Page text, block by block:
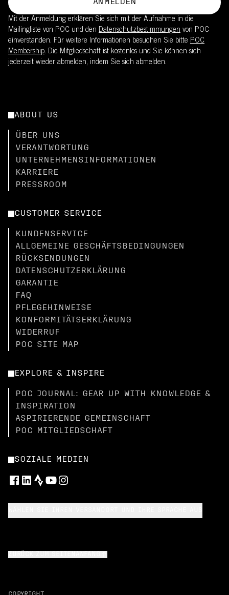
ANMELDEN
Mit der Anmeldung erklären Sie sich mit der Aufnahme in die
Mailingliste von POC und den Datenschutzbestimmungen von POC
einverstanden. Für weitere Informationen besuchen Sie bitte POC
Membership. Die Mitgliedschaft ist kostenlos und Sie können sich
jederzeit wieder abmelden, indem Sie sich abmelden.
ABOUT US
ÜBER UNS
VERANTWORTUNG
UNTERNEHMENSINFORMATIONEN
KARRIERE
PRESSROOM
CUSTOMER SERVICE
KUNDENSERVICE
ALLGEMEINE GESCHÄFTSBEDINGUNGEN
RÜCKSENDUNGEN
DATENSCHUTZERKLÄRUNG
GARANTIE
FAQ
PFLEGEHINWEISE
KONFORMITÄTSERKLÄRUNG
WIDERRUF
POC SITE MAP
EXPLORE & INSPIRE
POC JOURNAL: GEAR UP WITH KNOWLEDGE &
INSPIRATION
ASPIRIERENDE GEMEINSCHAFT
POC MITGLIEDSCHAFT
SOZIALE MEDIEN